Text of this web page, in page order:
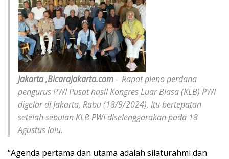
Jakarta ,BicaraJakarta.com– Rapat pleno perdana
pengurus PWI Pusat hasil Kongres Luar Biasa (KLB) PWI
digelar di Jakarta, Rabu (18/9/2024). Itu bertepatan
setelah sebulan KLB PWI diselenggarakan pada 18
Agustus lalu.
“Agenda pertama dan utama adalah silaturahmi dan